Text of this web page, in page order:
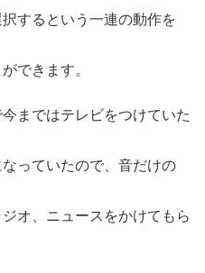
するという一連の動作を
できます。
まではテレビをつけていた
っていたので、音だけの
オ、ニュースをかけてもら